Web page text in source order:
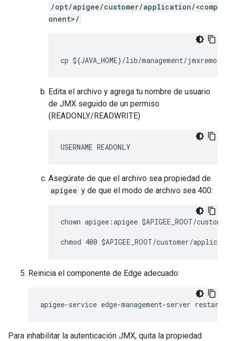
/opt/apigee/customer/application/<comp
onent>/
cp ${JAVA_HOME}/lib/management/
Edita el archivo y agrega tu nombre de usuario
de JMX seguido de un permiso
(READONLY/READWRITE)
USERNAME READONLY
Asegúrate de que el archivo sea propiedad de
apigee y de que el modo de archivo sea 400:
chown apigee:apigee $APIGEE_ROOT/
chmod 400 $APIGEE_ROOT/customer/
Reinicia el componente de Edge adecuado:
apigee-service edge-management-server restart
Para inhabilitar la autenticación JMX, quita la propiedad